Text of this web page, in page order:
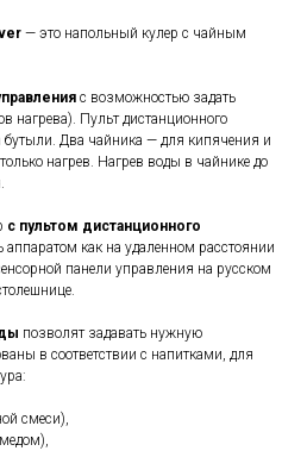
— это напольный кулер с чайным
с возможностью задать
нагрева). Пульт дистанционного
Два чайника — для кипячения и
нагрев. Нагрев воды в чайнике до
с пультом дистанционного
как на удаленном расстоянии
панели управления на русском
позволят задавать нужную
в соответствии с напитками, для
смеси),